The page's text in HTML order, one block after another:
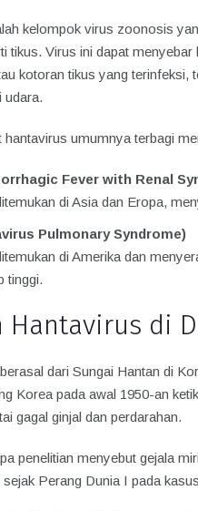
kelompok virus zoonosis
tikus. Virus ini dapat
kotoran tikus yang terinfeksi,
udara.
hantavirus umumnya terbagi
Fever with Renal
di Asia dan Eropa,
Pulmonary Syndrome)
di Amerika dan
tinggi.
Hantavirus di
dari Sungai Hantan di
Korea pada awal 1950-an
gagal ginjal dan perdarahan.
penelitian menyebut gejala
Perang Dunia I pada